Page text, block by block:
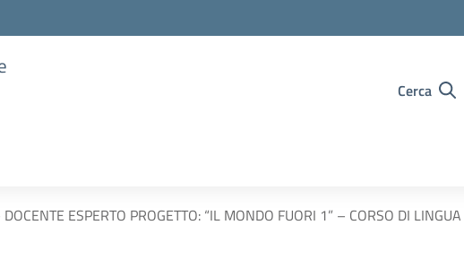
Cerca
ESPERTO PROGETTO: “IL MONDO FUORI 1” – CORSO DI